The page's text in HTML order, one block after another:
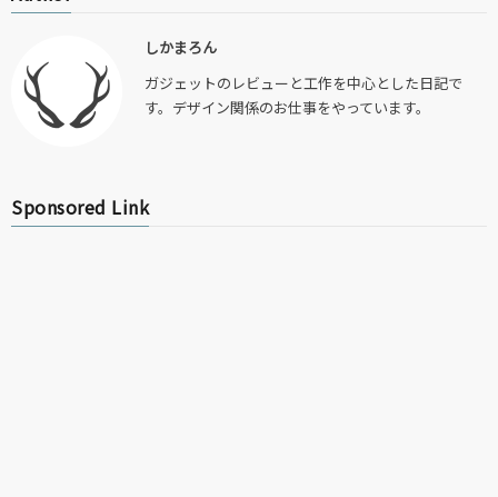
しかまろん
ガジェットのレビューと工作を中心とした日記で
す。デザイン関係のお仕事をやっています。
Sponsored Link